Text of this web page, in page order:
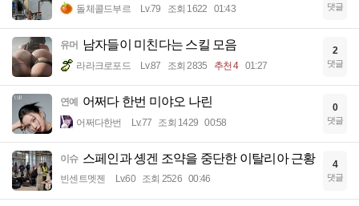
돌체콜드부르 Lv.79 조회 1622 01:43 댓글
유머 남자들이 미친다는 스킬 모음
라라크로포드 Lv.87 조회 2835 추천 4 01:27
2
댓글
연예 어쩌다 한번 미야오 나린
어쩌다한번 Lv.77 조회 1429 00:58
0
댓글
이슈 스페인과 솅겐 조약을 중단한 이탈리아 근황
빈센트멧젠 Lv.60 조회 2526 00:46
4
댓글